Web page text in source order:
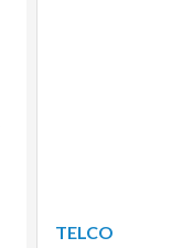
TELCO